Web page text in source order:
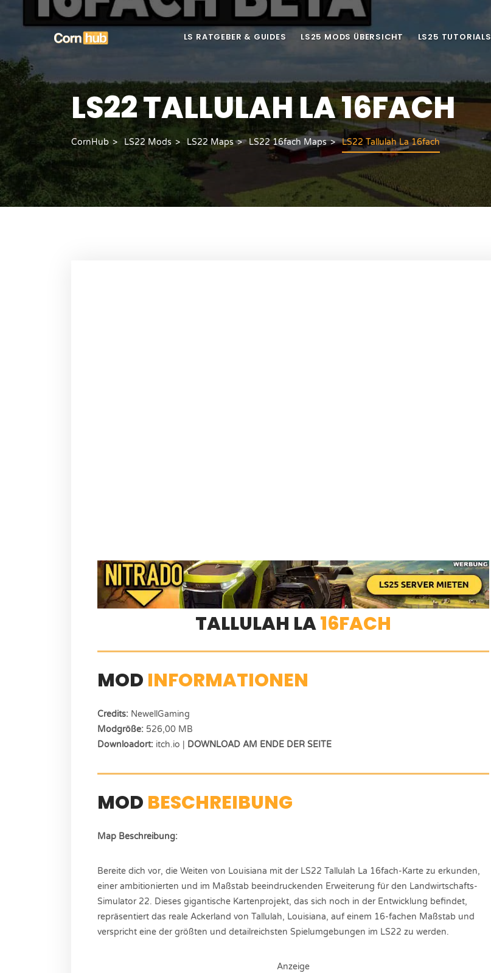
LS RATGEBER & GUIDES LS25 MODS ÜBERSICHT LS25 TUTORIALS
LS22 TALLULAH LA 16FACH
CornHub LS22 Mods LS22 Maps LS22 16fach Maps LS22 Tallulah La 16fach
TALLULAH LA16FACH
MOD INFORMATIONEN
Credits: NewellGaming
Modgröße: 526,00 MB
Downloadort: itch.io | DOWNLOAD AM ENDE DER SEITE
MOD BESCHREIBUNG
Map Beschreibung:
Bereite dich vor, die Weiten von Louisiana mit der LS22 Tallulah La 16fach-Karte zu erkunden,
einer ambitionierten und im Maßstab beeindruckenden Erweiterung für den Landwirtschafts-
Simulator 22. Dieses gigantische Kartenprojekt, das sich noch in der Entwicklung befindet,
repräsentiert das reale Ackerland von Tallulah, Louisiana, auf einem 16-fachen Maßstab und
verspricht eine der größten und detailreichsten Spielumgebungen im LS22 zu werden.
Anzeige